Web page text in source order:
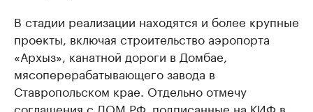
В стадии реализации находятся и более крупные
проекты, включая строительство аэропорта
«Архыз», канатной дороги в Домбае,
мясоперерабатывающего завода в
Ставропольском крае. Отдельно отмечу
соглашения с ДОМ.РФ, подписанные на КИФ в